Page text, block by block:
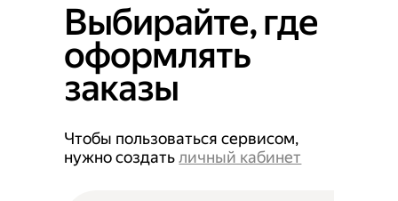
Выбирайте, где
оформлять
заказы
Чтобы пользоваться сервисом,
нужно создатьличный кабинет